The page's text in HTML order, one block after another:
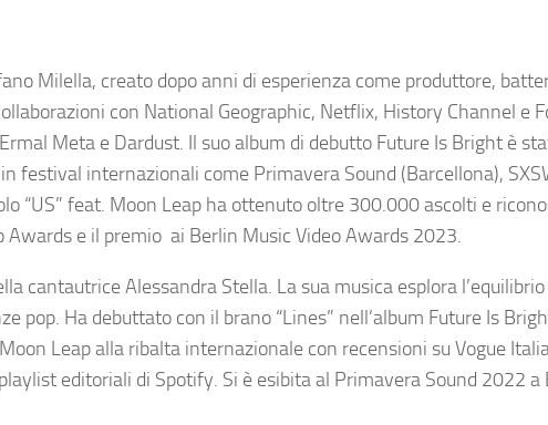
Milella, creato dopo anni di esperienza come produttore,
con National Geographic, Netflix, History Channel e
Meta e Dardust. Il suo album di debutto Future Is Bright è
festival internazionali come Primavera Sound (Barcellona),
“US” feat. Moon Leap ha ottenuto oltre 300.000 ascolti e
Awards e il premio ai Berlin Music Video Awards 2023.
cantautrice Alessandra Stella. La sua musica esplora
pop. Ha debuttato con il brano “Lines” nell’album Future Is
Leap alla ribalta internazionale con recensioni su Vogue
editoriali di Spotify. Si è esibita al Primavera Sound 2022